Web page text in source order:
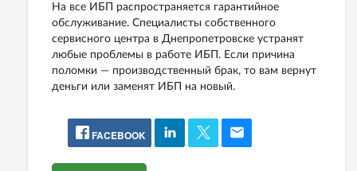
На все ИБП распространяется гарантийное
обслуживание. Специалисты собственного
сервисного центра в Днепропетровске устранят
любые проблемы в работе ИБП. Если причина
поломки — производственный брак, то вам вернут
деньги или заменят ИБП на новый.
FACEBOOK